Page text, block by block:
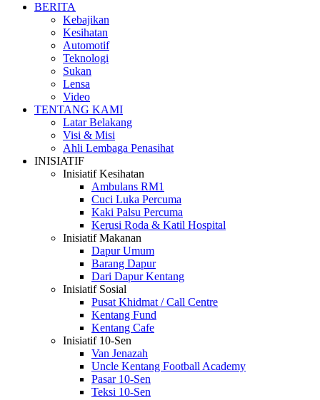
BERITA
Kebajikan
Kesihatan
Automotif
Teknologi
Sukan
Lensa
Video
TENTANG KAMI
Latar Belakang
Visi & Misi
Ahli Lembaga Penasihat
INISIATIF
Inisiatif Kesihatan
Ambulans RM1
Cuci Luka Percuma
Kaki Palsu Percuma
Kerusi Roda & Katil Hospital
Inisiatif Makanan
Dapur Umum
Barang Dapur
Dari Dapur Kentang
Inisiatif Sosial
Pusat Khidmat / Call Centre
Kentang Fund
Kentang Cafe
Inisiatif 10-Sen
Van Jenazah
Uncle Kentang Football Academy
Pasar 10-Sen
Teksi 10-Sen